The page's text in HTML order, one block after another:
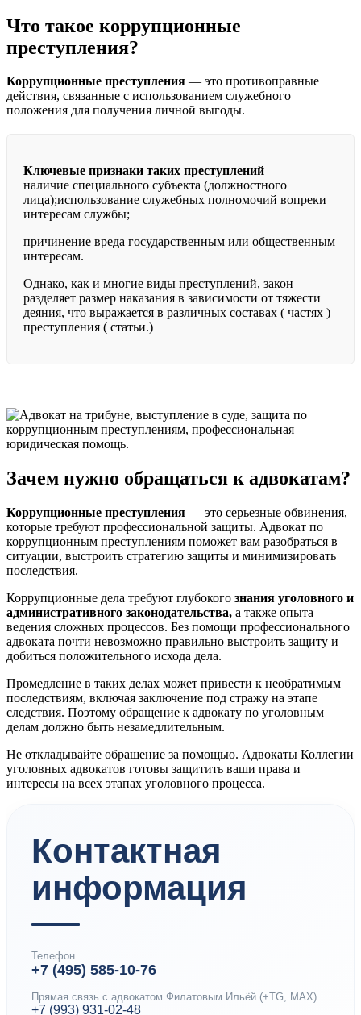
Что такое коррупционные
преступления?
Коррупционные преступления — это противоправные
действия, связанные с использованием служебного
положения для получения личной выгоды.
Ключевые признаки таких преступлений
наличие специального субъекта (должностного
лица);использование служебных полномочий вопреки
интересам службы;
причинение вреда государственным или общественным
интересам.
Однако, как и многие виды преступлений, закон
разделяет размер наказания в зависимости от тяжести
деяния, что выражается в различных составах ( частях )
преступления ( статьи.)
Зачем нужно обращаться к адвокатам?
Коррупционные преступления — это серьезные обвинения,
которые требуют профессиональной защиты. Адвокат по
коррупционным преступлениям поможет вам разобраться в
ситуации, выстроить стратегию защиты и минимизировать
последствия.
Коррупционные дела требуют глубокого знания уголовного и
административного законодательства, а также опыта
ведения сложных процессов. Без помощи профессионального
адвоката почти невозможно правильно выстроить защиту и
добиться положительного исхода дела.
Промедление в таких делах может привести к необратимым
последствиям, включая заключение под стражу на этапе
следствия. Поэтому обращение к адвокату по уголовным
делам должно быть незамедлительным.
Не откладывайте обращение за помощью. Адвокаты Коллегии
уголовных адвокатов готовы защитить ваши права и
интересы на всех этапах уголовного процесса.
Контактная
информация
Телефон
+7 (495) 585-10-76
Прямая связь с адвокатом Филатовым Ильёй (+TG, MAX)
+7 (993) 931-02-48